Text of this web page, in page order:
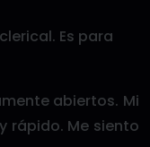
Es para
abiertos. Mi
rápido. Me siento